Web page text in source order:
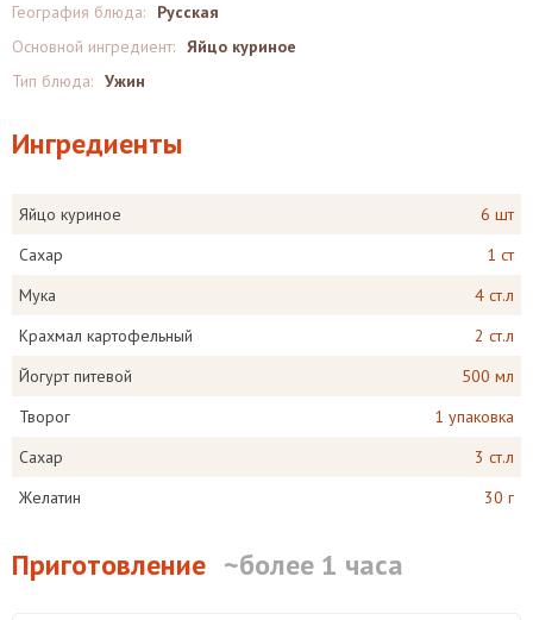
География блюда:
Русская
Основной ингредиент: Яйцо куриное
Тип блюда: Ужин
Ингредиенты
Яйцо куриное
6 шт
Сахар
1 ст
Мука
4 ст.л
Крахмал картофельный
2 ст.л
Йогурт питевой
500 мл
Творог
1 упаковка
Сахар
3 ст.л
Желатин
30 г
Приготовление ~более 1 часа